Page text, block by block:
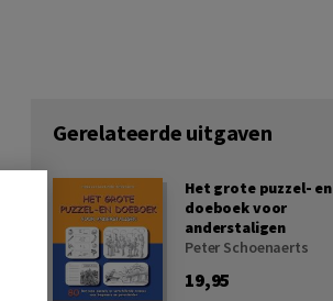
Gerelateerde uitgaven
Het grote puzzel- en
doeboek voor
anderstaligen
Peter Schoenaerts
19,95